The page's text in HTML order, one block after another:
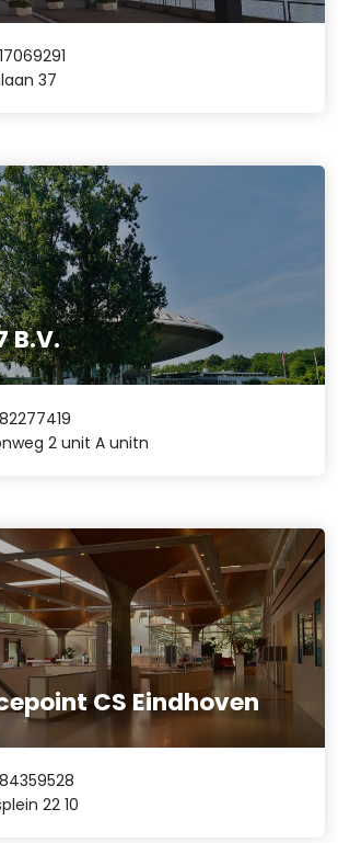
17069291
37
B.V.
82277419
2 unit A unitn
CS Eindhoven
84359528
22 10